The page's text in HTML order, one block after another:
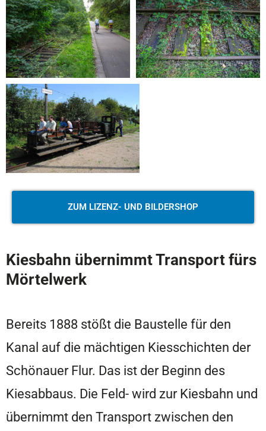
ZUM LIZENZ- UND BILDERSHOP
Kiesbahn übernimmt Transport fürs
Mörtelwerk
Bereits 1888 stößt die Baustelle für den
Kanal auf die mächtigen Kiesschichten der
Schönauer Flur. Das ist der Beginn des
Kiesabbaus. Die Feld- wird zur Kiesbahn und
übernimmt den Transport zwischen den